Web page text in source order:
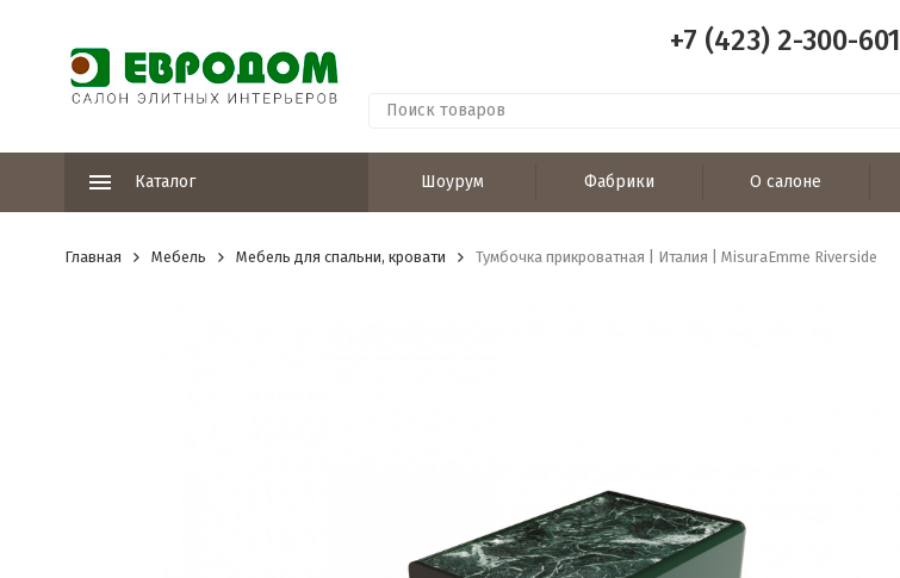
+7 (423) 2-300-601
Каталог Шоурум Фабрики О салоне
Главная Мебель Мебель для спальни, кровати Тумбочка прикроватная | Италия | MisuraEmme Riverside